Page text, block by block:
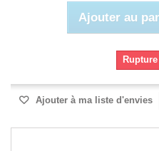
Ajouter au
Ajouter à ma liste d'envies